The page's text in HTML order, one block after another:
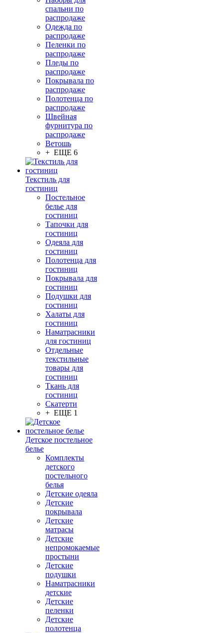
спальни по
распродаже
Одежда по
распродаже
Пеленки по
распродаже
Пледы по
распродаже
Покрывала по
распродаже
Полотенца по
распродаже
Швейная
фурнитура по
распродаже
Ветошь
+ ЕЩЕ 6
Текстиль для
гостиниц
Постельное
белье для
гостиниц
Тапочки для
гостиниц
Одеяла для
гостиниц
Полотенца для
гостиниц
Покрывала для
гостиниц
Подушки для
гостиниц
Халаты для
гостиниц
Наматрасники
для гостиниц
Отдельные
текстильные
товары для
гостиниц
Ткань для
гостиниц
Скатерти
+ ЕЩЕ 1
Детское постельное
белье
Комплекты
детского
постельного
белья
Детские одеяла
Детские
покрывала
Детские
матрасы
Детские
непромокаемые
простыни
Детские
подушки
Наматрасники
детские
Детские
пеленки
Детские
полотенца